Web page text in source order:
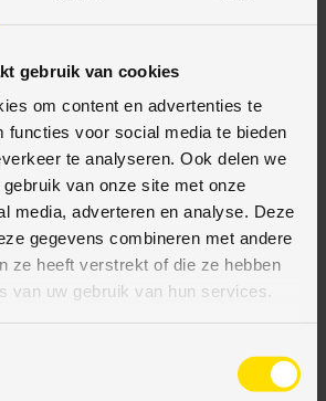
gebruik van cookies
om content en advertenties te
functies voor social media te bieden
te analyseren. Ook delen we
van onze site met onze
media, adverteren en analyse. Deze
gegevens combineren met andere
ze heeft verstrekt of die ze hebben
van uw gebruik van hun services.
MET:
Uw transactie is eenvoudig,